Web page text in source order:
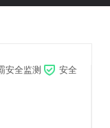
安全监测 安全